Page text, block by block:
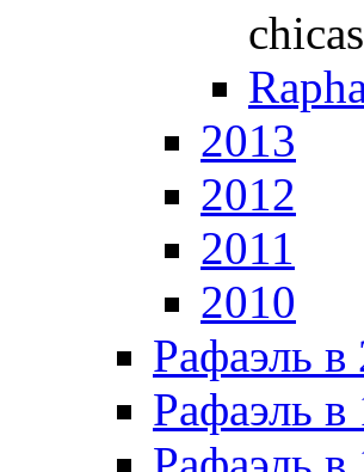
2013
2012
2011
2010
Рафаэль
Рафаэль